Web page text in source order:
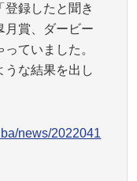
登録したと聞き
月賞、ダービー
ていました。
うな結果を出し
news/2022041